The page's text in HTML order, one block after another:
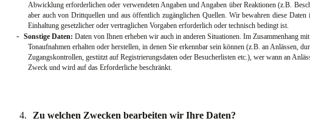
Abwicklung erforderlichen oder verwendeten Angaben und Angaben über Reaktionen (z.B.
aber auch von Drittquellen und aus öffentlich zugänglichen Quellen. Wir bewahren diese
Einhaltung gesetzlicher oder vertraglichen Vorgaben erforderlich oder technisch bedingt ist.
- Sonstige Daten: Daten von Ihnen erheben wir auch in anderen Situationen. Im Zusammenhang
Tonaufnahmen erhalten oder herstellen, in denen Sie erkennbar sein können (z.B. an Anlässen,
Zugangskontrollen, gestützt auf Registrierungsdaten oder Besucherlisten etc.), wer wann an
Zweck und wird auf das Erforderliche beschränkt.
4. Zu welchen Zwecken bearbeiten wir Ihre Daten?